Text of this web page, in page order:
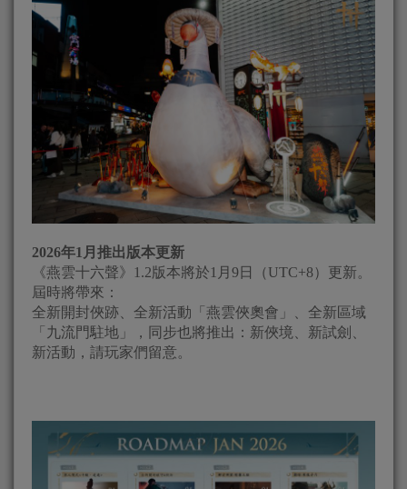
2026年1月推出版本更新
《燕雲十六聲》1.2版本將於1月9日（UTC+8）更新。
屆時將帶來：
全新開封俠跡、全新活動「燕雲俠奧會」、全新區域
「九流門駐地」，同步也將推出：新俠境、新試劍、
新活動，請玩家們留意。